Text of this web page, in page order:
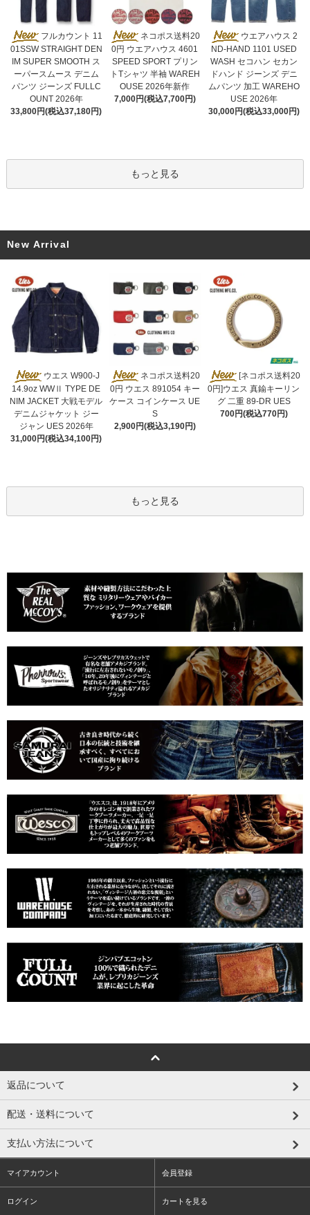
フルカウント 11
01SSW STRAIGHT DEN
IM SUPER SMOOTH ス
ーパースムース デニム
パンツ ジーンズ FULLC
OUNT 2026年
33,800円(税込37,180円)
ネコポス送料20
0円 ウエアハウス 4601
SPEED SPORT プリン
トTシャツ 半袖 WAREH
OUSE 2026年新作
7,000円(税込7,700円)
ウエアハウス 2
ND-HAND 1101 USED
WASH セコハン セカン
ドハンド ジーンズ デニ
ムパンツ 加工 WAREHO
USE 2026年
30,000円(税込33,000円)
もっと見る
New Arrival
ウエス W900-J
14.9oz WWⅡ TYPE DE
NIM JACKET 大戦モデル
デニムジャケット ジー
ジャン UES 2026年
31,000円(税込34,100円)
ネコポス送料20
0円 ウエス 891054 キー
ケース コインケース UE
S
2,900円(税込3,190円)
[ネコポス送料20
0円]ウエス 真鍮キーリン
グ 二重 89-DR UES
700円(税込770円)
もっと見る
返品について
配送・送料について
支払い方法について
マイアカウント 会員登録
ログイン カートを見る